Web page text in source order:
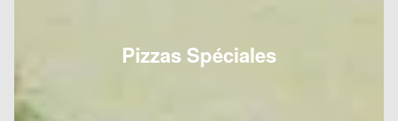
Pizzas Spéciales